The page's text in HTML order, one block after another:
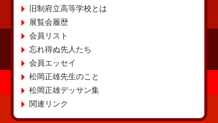
旧制府立高等学校とは
展覧会履歴
会員リスト
忘れ得ぬ先人たち
会員エッセイ
松岡正雄先生のこと
松岡正雄デッサン集
関連リンク